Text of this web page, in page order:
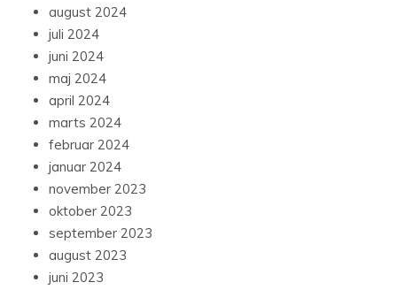
august 2024
juli 2024
juni 2024
maj 2024
april 2024
marts 2024
februar 2024
januar 2024
november 2023
oktober 2023
september 2023
august 2023
juni 2023